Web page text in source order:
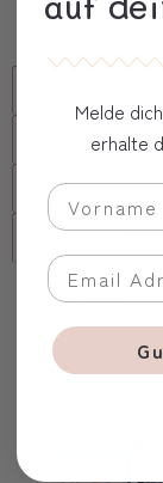
FAQs
Firmenkunde
Oft
Melde
erhalte